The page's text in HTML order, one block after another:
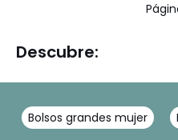
Descubre:
Bolsos grandes mujer